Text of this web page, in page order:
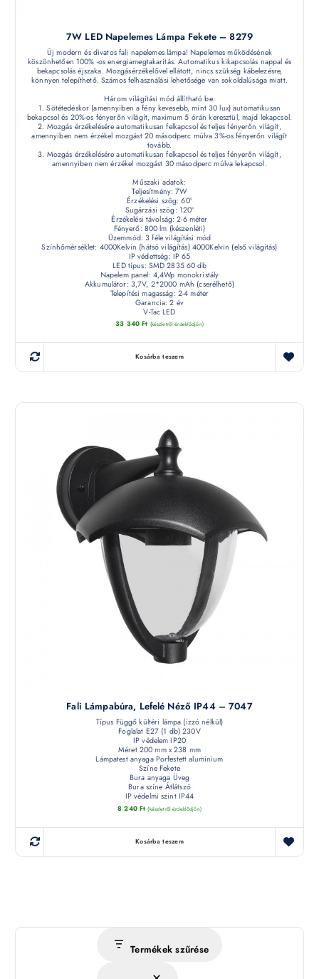
7W LED Napelemes Lámpa Fekete – 8279
Új modern és divatos fali napelemes lámpa! Napelemes működésének
köszönhetően 100% -os energiamegtakarítás. Automatikus kikapcsolás nappal és
bekapcsolás éjszaka. Mozgásérzékelővel ellátott, nincs szükség kábelezésre,
könnyen telepíthető. Számos felhasználási lehetősége van sokoldalúsága miatt.
Három világítási mód állítható be:
1. Sötétedéskor (amennyiben a fény kevesebb, mint 30 lux) automatikusan
bekapcsol és 20%-os fényerőn világít, maximum 5 órán keresztül, majd lekapcsol.
2. Mozgás érzékelésére automatikusan felkapcsol és teljes fényerőn világít,
amennyiben nem érzékel mozgást 20 másodperc múlva 3%-os fényerőn világít
tovább.
3. Mozgás érzékelésére automatikusan felkapcsol és teljes fényerőn világít,
amennyiben nem érzékel mozgást 30 másodperc múlva lekapcsol.
Műszaki adatok:
Teljesítmény: 7W
Érzékelési szög: 60°
Sugárzási szög: 120°
Érzékelési távolság: 2-6 méter
Fényerő: 800 lm (készenléti)
Üzemmód: 3 féle világítási mód
Színhőmérséklet: 4000Kelvin (hátsó világítás) 4000Kelvin (első világítás)
IP védettség: IP 65
LED típus: SMD 2835 60 db
Napelem panel: 4,4Wp monokristály
Akkumulátor: 3,7V, 2*2000 mAh (cserélhető)
Telepítési magasság: 2-4 méter
Garancia: 2 év
V-Tac LED
33 340Ft (készletről érdeklődjön)
Kosárba teszem
Fali Lámpabúra, Lefelé Néző IP44 – 7047
Típus Függő kültéri lámpa (izzó nélkül)
Foglalat E27 (1 db) 230V
IP védelem IP20
Méret 200 mm x 238 mm
Lámpatest anyaga Porfestett alumínium
Színe Fekete
Bura anyaga Üveg
Bura színe Átlátszó
IP védelmi szint IP44
8 240 Ft (készletről érdeklődjön)
Kosárba teszem
Termékek szűrése